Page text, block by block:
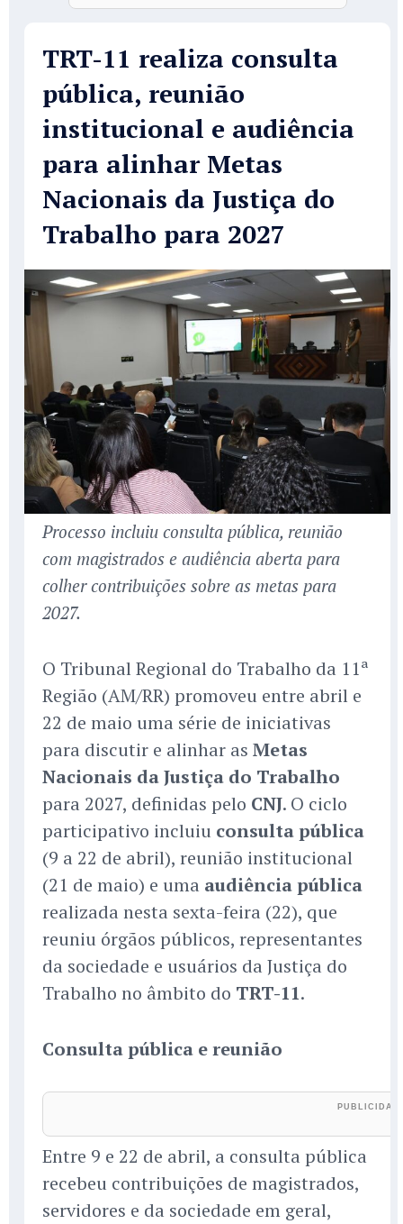
TRT-11 realiza consulta
pública, reunião
institucional e audiência
para alinhar Metas
Nacionais da Justiça do
Trabalho para 2027
Processo incluiu consulta pública, reunião
com magistrados e audiência aberta para
colher contribuições sobre as metas para
2027.
O Tribunal Regional do Trabalho da 11ª
Região (AM/RR) promoveu entre abril e
22 de maio uma série de iniciativas
para discutir e alinhar as Metas
Nacionais da Justiça do Trabalho
para 2027, definidas pelo CNJ. O ciclo
participativo incluiu consulta pública
(9 a 22 de abril), reunião institucional
(21 de maio) e uma audiência pública
realizada nesta sexta-feira (22), que
reuniu órgãos públicos, representantes
da sociedade e usuários da Justiça do
Trabalho no âmbito do TRT-11.
Consulta pública e reunião
Entre 9 e 22 de abril, a consulta pública
recebeu contribuições de magistrados,
servidores e da sociedade em geral,